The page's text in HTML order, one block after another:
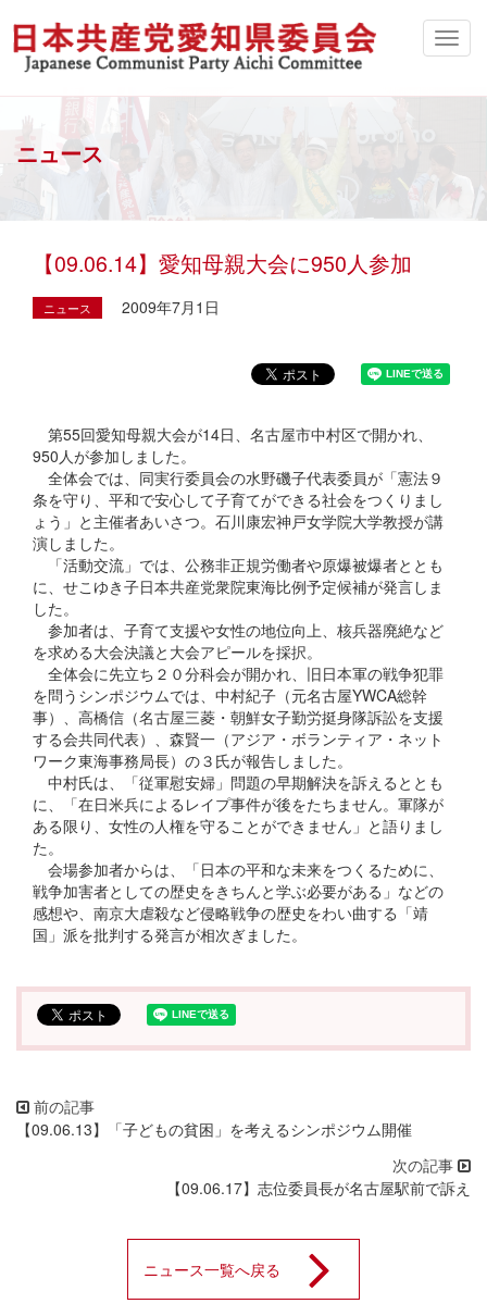
ニュース
【09.06.14】愛知母親大会に950人参加
ニュース 2009年7月1日
第55回愛知母親大会が14日、名古屋市中村区で開かれ、
950人が参加しました。
全体会では、同実行委員会の水野磯子代表委員が「憲法９
条を守り、平和で安心して子育てができる社会をつくりまし
ょう」と主催者あいさつ。石川康宏神戸女学院大学教授が講
演しました。
「活動交流」では、公務非正規労働者や原爆被爆者ととも
に、せこゆき子日本共産党衆院東海比例予定候補が発言しま
した。
参加者は、子育て支援や女性の地位向上、核兵器廃絶など
を求める大会決議と大会アピールを採択。
全体会に先立ち２０分科会が開かれ、旧日本軍の戦争犯罪
を問うシンポジウムでは、中村紀子（元名古屋YWCA総幹
事）、高橋信（名古屋三菱・朝鮮女子勤労挺身隊訴訟を支援
する会共同代表）、森賢一（アジア・ボランティア・ネット
ワーク東海事務局長）の３氏が報告しました。
中村氏は、「従軍慰安婦」問題の早期解決を訴えるととも
に、「在日米兵によるレイプ事件が後をたちません。軍隊が
ある限り、女性の人権を守ることができません」と語りまし
た。
会場参加者からは、「日本の平和な未来をつくるために、
戦争加害者としての歴史をきちんと学ぶ必要がある」などの
感想や、南京大虐殺など侵略戦争の歴史をわい曲する「靖
国」派を批判する発言が相次ぎました。
【09.06.13】「子どもの貧困」を考えるシンポジウム開催
【09.06.17】志位委員長が名古屋駅前で訴え
ニュース一覧へ戻る